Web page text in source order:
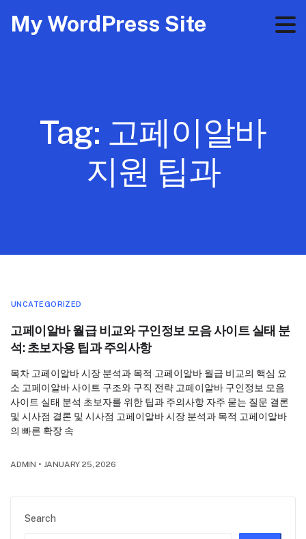
My WordPress Site
Tag: 고페이알바
지원 팁과
Search
UNCATEGORIZED
고페이알바 월급 비교와 구인정보 모음 사이트 실태 분
석: 초보자용 팁과 주의사항
목차 고페이알바 시장 분석과 목적 고페이알바 월급 비교의 핵심 요
소 고페이알바 사이트 구조와 구직 전략 고페이알바 구인정보 모음
사이트 실태 분석 초보자를 위한 팁과 주의사항 자주 묻는 질문 결론
및 시사점 결론 및 시사점 고페이알바 시장 분석과 목적 고페이알바
의 빠른 확장 속
ADMIN • JANUARY 25, 2026